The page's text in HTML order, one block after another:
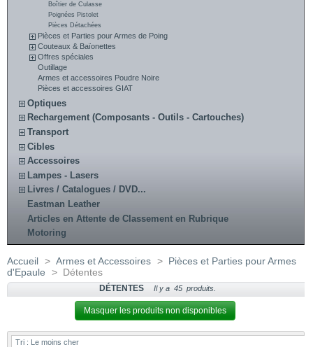
Boîtier de Culasse
Poignées Pistolet
Pièces Détachées
Pièces et Parties pour Armes de Poing
Couteaux & Baïonettes
Offres spéciales
Outillage
Armes et accessoires Poudre Noire
Pièces et accessoires GIAT
Optiques
Rechargement (Composants - Outils - Cartouches)
Transport
Cibles
Accessoires
Lampes - Lasers
Livres / Catalogues / DVD...
Eastman Leather
Articles en Attente de Classement en Rubrique
Motoring
Accueil > Armes et Accessoires > Pièces et Parties pour Armes
d'Epaule
> Détentes
DÉTENTES Il y a 45 produits.
Masquer les produits non disponibles
Tri : Le moins cher